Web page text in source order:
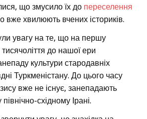
що змусило їх до переселення
вже хвилюють вчених істориків.
увагу на те, що на першу
до нашої ери
культури стародавніх
Туркменістану. До цього часу
вже не існує, занепадають
східному Ірані.